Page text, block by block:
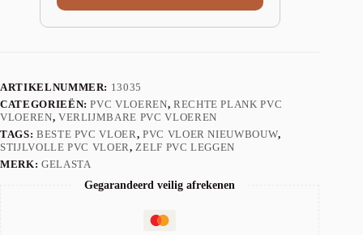
ARTIKELNUMMER: 13035
CATEGORIEËN:PVC VLOEREN, RECHTE PLANK PVC
VLOEREN, VERLIJMBARE PVC VLOEREN
TAGS: BESTE PVC VLOER, PVC VLOER NIEUWBOUW,
STIJLVOLLE PVC VLOER, ZELF PVC LEGGEN
MERK: GELASTA
Gegarandeerd veilig afrekenen